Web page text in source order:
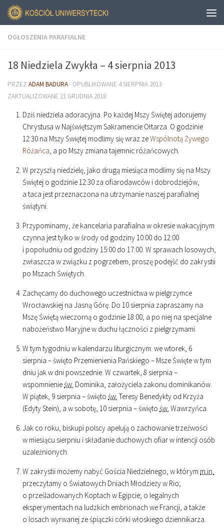
OGŁOSZENIA PARAFIALNE
18 Niedziela Zwykła – 4 sierpnia 2013
PRZEZ ADAM BADURA · OPUBLIKOWANE 4 SIERPNIA 2013 ·
ZAKTUALIZOWANE 21 GRUDNIA 2018
Dziś niedziela adoracyjna. Po każdej Mszy Świętej adorujemy
Chrystusa w Najświętszym Sakramencie Ołtarza. O godzinie
12:30 na Mszy Świętej modlimy się wraz zeWspólnotą Żywego
Różańca, a po Mszy zmiana tajemnic różańcowych.
W przyszłą niedzielę, jako drugą miesiąca modlimy się na Mszy
Świętej o godzinie12:30 za ofiarodawców i dobrodziejów,
a taca jest przeznaczona na utrzymanie naszej parafialnej
świątyni.
Przypominamy, że kancelaria parafialna w okresie wakacyjnym
czynna jest tylko w środy od godziny10:00 do 12:00
i popołudniu od godziny15:00 do 17:00. W sprawach losowych,
zwłaszcza w związku z pogrzebem, proszę podejść do zakrystii
po Mszach Świętych.
Zachęcamy do duchowego uczestnictwa w pielgrzymce
Wrocławskiej na Jasną Górę. Do 10 sierpnia zapraszamy na
Mszę Świętą wieczorną o godzinie18:00, a po niej na specjalne
nabożeństwo Maryjne w duchu łączności z pielgrzymami.
W tym tygodniu w kalendarzu liturgicznym: we wtorek, 6
sierpnia – święto Przemienienia Pańskiego – Msze Święte w tym
dniu jak w dni powszednie. W czwartek, 8 sierpnia –
wspomnienieśw. Dominika, założyciela zakonu dominikanów.
W piątek, 9 sierpnia – święto św. Teresy Benedykty od Krzyża
(Edyty Stein), a w sobotę, 10 sierpnia – święto św. Wawrzyńca.
Jak co roku, biskupi polscy apelują o zachowanie trzeźwości
w miesiącu sierpniu i składanie duchowych ofiar w intencji osób
uzależnionych.
W zakrystii możemy nabyć Gościa Niedzielnego, w którym m.in.
przeczytamy o Światowych Dniach Młodzieży w Rio;
o prześladowanych Koptach w Egipcie; o legalnych
eksperymentach na ludzkich embrionach we Francji, a także
o losach wyrwanej ze śpiączki córki włoskiego dziennikarza.